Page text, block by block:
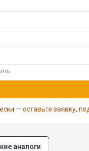
— оставьте заявку,
аналоги